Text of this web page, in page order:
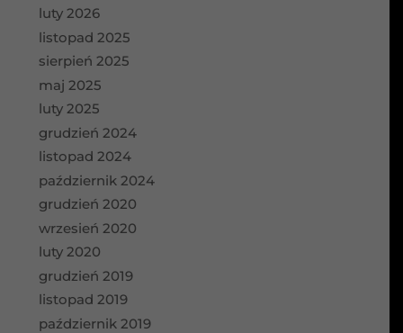
luty 2026
listopad 2025
sierpień 2025
maj 2025
luty 2025
grudzień 2024
listopad 2024
październik 2024
grudzień 2020
wrzesień 2020
luty 2020
grudzień 2019
listopad 2019
październik 2019